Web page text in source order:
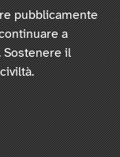
pubblicamente
a
Sostenere il